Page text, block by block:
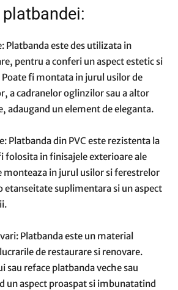
Platbanda este des utilizata in
pentru a conferi un aspect estetic si
fi montata in jurul usilor de
a cadranelor oglinzilor sau a altor
adaugand un element de eleganta.
Platbanda din PVC este rezistenta la
folosita in finisajele exterioare ale
monteaza in jurul usilor si ferestrelor
etanseitate suplimentara si un aspect
Platbanda este un material
de restaurare si renovare.
sau reface platbanda veche sau
un aspect proaspat si imbunatatind